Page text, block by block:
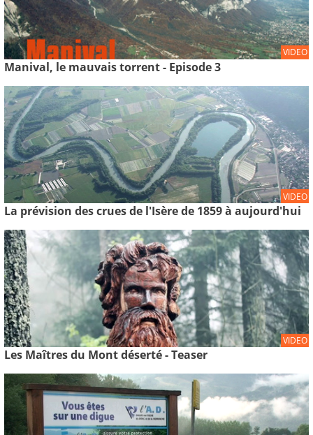
VIDEO
Manival, le mauvais torrent - Episode 3
VIDEO
La prévision des crues de l'Isère de 1859 à aujourd'hui
VIDEO
Les Maîtres du Mont déserté - Teaser